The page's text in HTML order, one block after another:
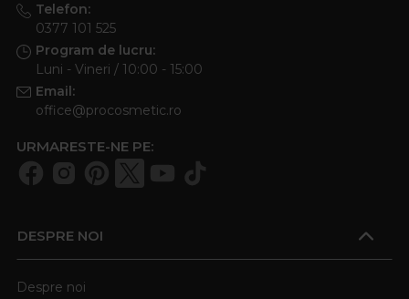
Telefon:
0377 101 525
Program de lucru:
Luni - Vineri / 10:00 - 15:00
Email:
office@procosmetic.ro
URMARESTE-NE PE:
DESPRE NOI
Despre noi